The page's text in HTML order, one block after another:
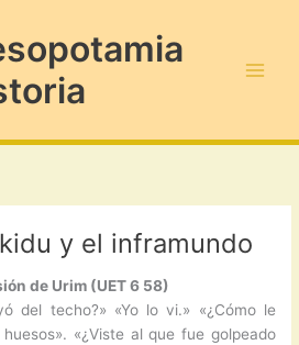
y el inframundo
de Urim (UET 6 58)
del techo?» «Yo lo vi.» «¿Cómo le
«¿Viste al que fue golpeado